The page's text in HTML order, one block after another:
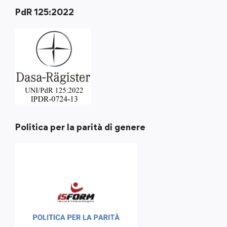
PdR 125:2022
Politica per la parità di genere